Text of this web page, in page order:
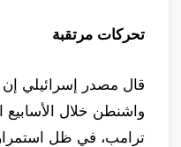
تحركات مرتقبة
قال مصدر إسرائيلي إن
واشنطن خلال الأسابيع
ترامب، في ظل استمرار